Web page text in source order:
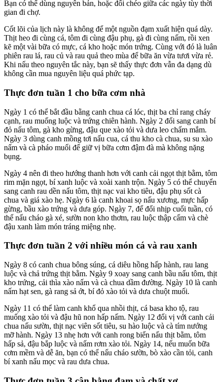
Bạn có thể dùng nguyên bản, hoặc đổi chéo giữa các ngày tùy thời
gian đi chợ.
Cốt lõi của lịch này là không để một nguồn đạm xuất hiện quá dày.
Thịt heo đi cùng cá, tôm đi cùng đậu phụ, gà đi cùng nấm, rồi xen
kẽ một vài bữa có mực, cá kho hoặc món trứng. Cùng với đó là luân
phiên rau lá, rau củ và rau quả theo mùa để bữa ăn vừa tươi vừa rẻ.
Khi nấu theo nguyên tắc này, bạn sẽ thấy thực đơn vẫn đa dạng dù
không cần mua nguyên liệu quá phức tạp.
Thực đơn tuần 1 cho bữa cơm nhà
Ngày 1 có thể bắt đầu bằng canh chua cá lóc, thịt ba chỉ rang cháy
cạnh, rau muống luộc và trứng chiên hành. Ngày 2 đổi sang canh bí
đỏ nấu tôm, gà kho gừng, đậu que xào tỏi và dưa leo chấm mắm.
Ngày 3 dùng canh mồng tơi nấu cua, cá thu kho cà chua, su su xào
nấm và cà pháo muối để giữ vị bữa cơm đậm đà mà không nặng
bụng.
Ngày 4 nên đi theo hướng thanh hơn với canh cải ngọt thịt bằm, tôm
rim mặn ngọt, bí xanh luộc và xoài xanh trộn. Ngày 5 có thể chuyển
sang canh rau dền nấu tôm, thịt nạc vai kho tiêu, đậu phụ sốt cà
chua và giá xào hẹ. Ngày 6 là canh khoai sọ nấu xương, mực hấp
gừng, bầu xào trứng và dưa góp. Ngày 7, để đổi nhịp cuối tuần, có
thể nấu cháo gà xé, sườn non kho thơm, rau luộc thập cẩm và chè
đậu xanh làm món tráng miệng nhẹ.
Thực đơn tuần 2 với nhiều món cá và rau xanh
Ngày 8 có canh chua bông súng, cá diêu hồng hấp hành, rau lang
luộc và chả trứng thịt bằm. Ngày 9 xoay sang canh bầu nấu tôm, thịt
kho trứng, cải thìa xào nấm và cà chua dầm đường. Ngày 10 là canh
nấm hạt sen, gà rang sả ớt, bí đỏ xào tỏi và dưa chuột muối.
Ngày 11 có thể làm canh khổ qua nhồi thịt, cá basa kho tộ, rau
muống xào tỏi và đậu hũ non hấp nấm. Ngày 12 đổi vị với canh cải
chua nấu sườn, thịt nạc viên sốt tiêu, su hào luộc và cà tím nướng
mỡ hành. Ngày 13 nhẹ hơn với canh rong biển nấu thịt bằm, tôm
hấp sả, đậu bắp luộc và nấm rơm xào tỏi. Ngày 14, nếu muốn bữa
cơm mềm và dễ ăn, bạn có thể nấu cháo sườn, bò xào cần tỏi, canh
bí xanh nấu mọc và rau dưa chua.